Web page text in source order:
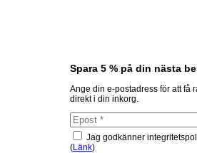
Spara 5 % på din nästa
Ange din e-postadress för att få
direkt i din inkorg.
Jag godkänner
(Länk)